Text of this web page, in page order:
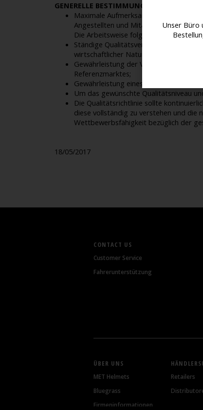
GENERELLE BESTIMMUNGEN
Maximale Aufmerksamkeit für die
Angestellten und Mitarbeitern;
Die Arbeitsweise folgt den gängigen
Ständige Qualitätsverbesserungen
wirtschaftlicher Natur genauso wie
Gewährleistung der Verfügbarkeit
Referenzmarktes;
Gewährleistung eines konstanten
Um das gewünschte Qualitätsniveau
Die Qualitätsrichtlinie sollte
diese vollständig zu verstehen und
Wettbewerbsfähigkeit bezüglich der
18/05/2017
CONTACT US
Customer Service
Fahrerunterstützung
ÜBER UNS
MET Helmets
Bluegrass
Firmeninformationen
Retailers
Unser Büro